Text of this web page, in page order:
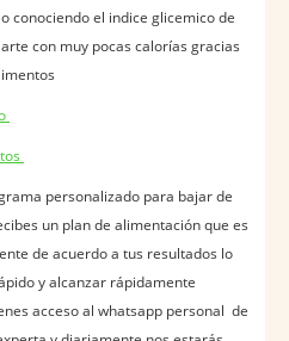
conociendo el indice glicemico de
con muy pocas calorías gracias
personalizado para bajar de
un plan de alimentación que es
de acuerdo a tus resultados lo
y alcanzar rápidamente
acceso al whatsapp personal de